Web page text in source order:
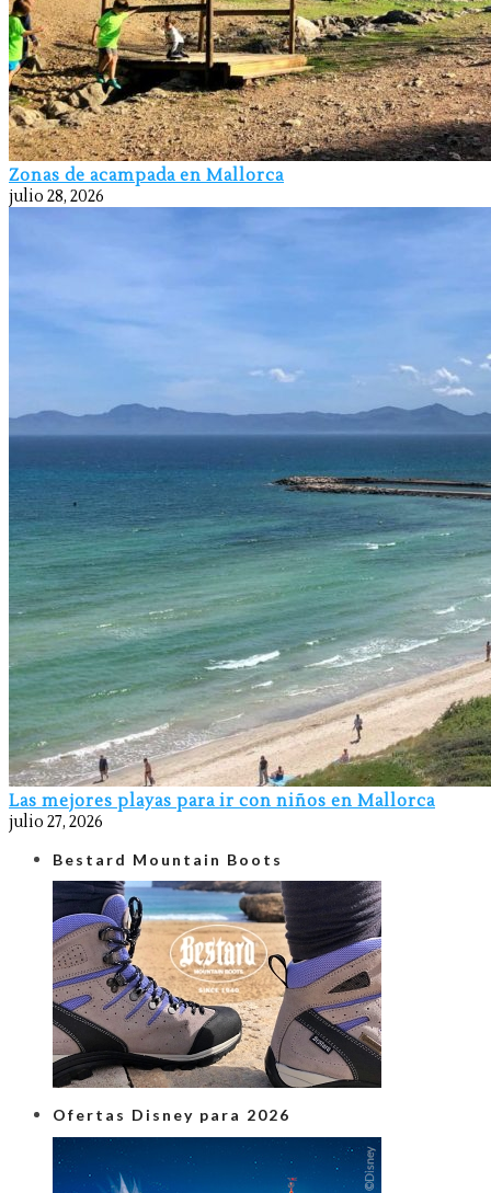
Zonas de acampada en Mallorca
julio 28, 2026
Las mejores playas para ir con niños en Mallorca
julio 27, 2026
Bestard Mountain Boots
Ofertas Disney para 2026